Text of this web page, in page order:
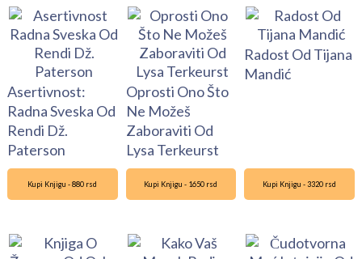
Asertivnost:
Radna Sveska Od
Rendi Dž.
Paterson
Oprosti Ono Što
Ne Možeš
Zaboraviti Od
Lysa Terkeurst
Radost Od Tijana
Mandić
Kupi Knjigu - 880 rsd Kupi Knjigu - 1650 rsd Kupi Knjigu - 3320 rsd